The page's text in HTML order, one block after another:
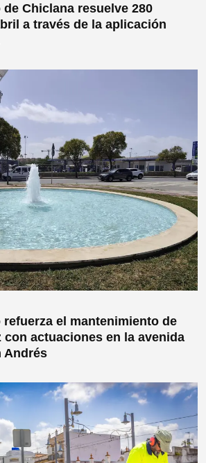
Chiclana resuelve 280
a través de la aplicación
refuerza el mantenimiento de
con actuaciones en la avenida
Andrés